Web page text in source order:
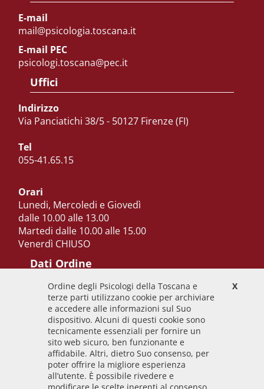
E-mail
mail@psicologia.toscana.it
E-mail PEC
psicologi.toscana@pec.it
Uffici
Indirizzo
Via Panciatichi 38/5 - 50127 Firenze (FI)
Tel
055-41.65.15
Orari
Lunedi, Mercoledi e Giovedì
dalle 10.00 alle 13.00
Martedi dalle 10.00 alle 15.00
Venerdì CHIUSO
Dati Ordine
Codice Fiscale
92009700458
Codice IPA
odpt_to
Linee guida
X
Ordine degli Psicologi della Toscana e
terze parti utilizzano cookie per archiviare
e accedere alle informazioni sul Suo
dispositivo. Alcuni di questi cookie sono
tecnicamente essenziali per fornire un
sito web sicuro, ben funzionante e
affidabile. Altri, dietro Suo consenso, per
poter offrire la migliore esperienza
all’utente. È possibile rivedere e